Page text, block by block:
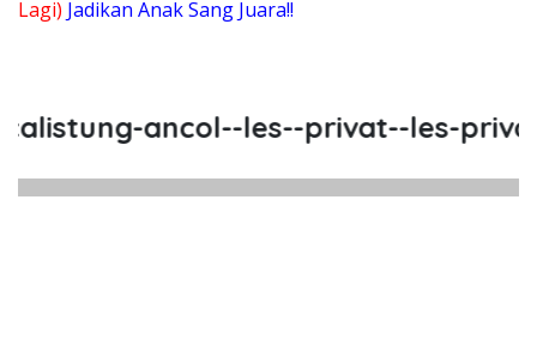
Lagi) Jadikan Anak Sang Juara!!
ancol--les--privat--les-privat-